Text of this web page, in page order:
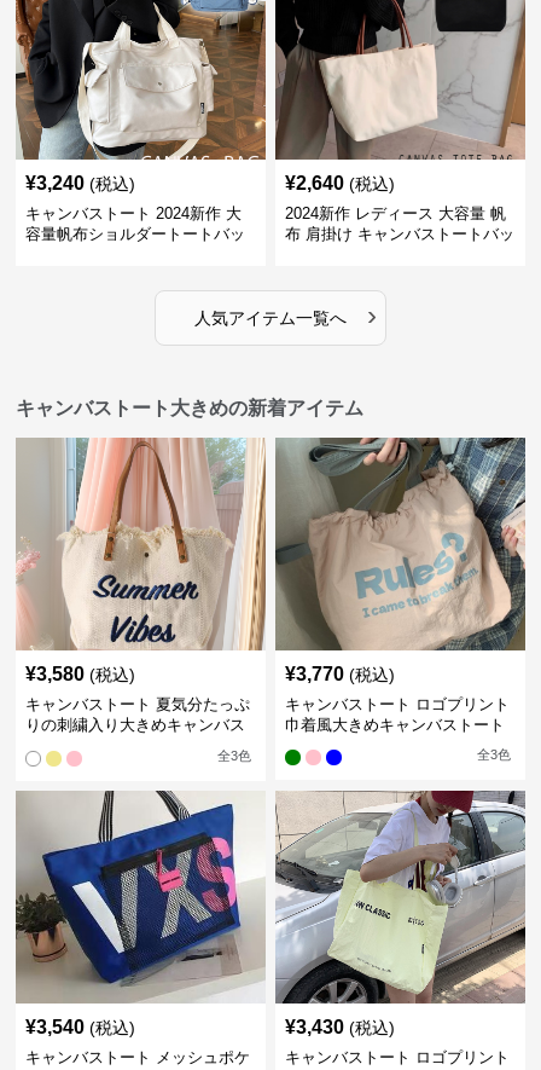
¥3,240 (税込)
キャンバストート 2024新作 大
容量帆布ショルダートートバッ
¥2,640 (税込)
2024新作 レディース 大容量 帆
布 肩掛け キャンバストートバッ
人気アイテム一覧へ ›
キャンバストート大きめの新着アイテム
¥3,580 (税込)
キャンバストート 夏気分たっぷ
りの刺繍入り大きめキャンバス
全3色
¥3,770 (税込)
キャンバストート ロゴプリント
巾着風大きめキャンバストート
全3色
¥3,540 (税込)
キャンバストート メッシュポケ
¥3,430 (税込)
キャンバストート ロゴプリント